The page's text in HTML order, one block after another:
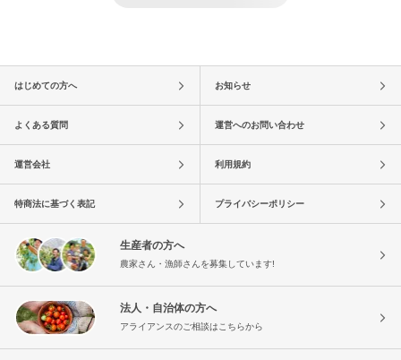
はじめての方へ お知らせ
よくある質問 運営へのお問い合わせ
運営会社 利用規約
特商法に基づく表記 プライバシーポリシー
生産者の方へ
農家さん・漁師さんを募集しています!
法人・自治体の方へ
アライアンスのご相談はこちらから